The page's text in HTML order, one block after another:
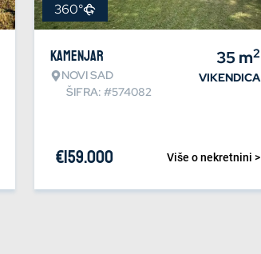
360°
Kamenjar
NOVI SAD
ŠIFRA: #574082
35m2
VIKENDICA
Više o nekretnini >
€159.000